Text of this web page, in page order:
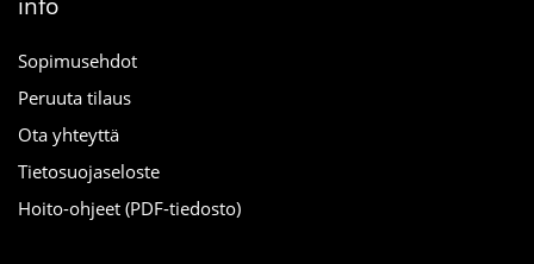
Sopimusehdot
Peruuta tilaus
Ota yhteyttä
Tietosuojaseloste
Hoito-ohjeet (PDF-tiedosto)